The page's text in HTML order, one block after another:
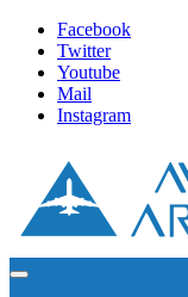
Facebook
Twitter
Youtube
Mail
Instagram